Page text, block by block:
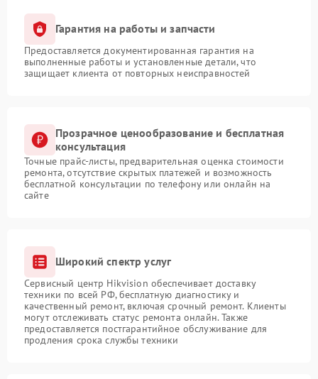
Гарантия на работы и запчасти
Предоставляется документированная гарантия на
выполненные работы и установленные детали, что
защищает клиента от повторных неисправностей
Прозрачное ценообразование и бесплатная
консультация
Точные прайс-листы, предварительная оценка стоимости
ремонта, отсутствие скрытых платежей и возможность
бесплатной консультации по телефону или онлайн на
сайте
Широкий спектр услуг
Сервисный центр Hikvision обеспечивает доставку
техники по всей РФ, бесплатную диагностику и
качественный ремонт, включая срочный ремонт. Клиенты
могут отслеживать статус ремонта онлайн. Также
предоставляется постгарантийное обслуживание для
продления срока службы техники